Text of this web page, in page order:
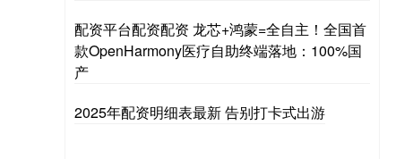
配资平台配资配资 龙芯+鸿蒙=全自主！全国首
款OpenHarmony医疗自助终端落地：100%国
产
2025年配资明细表最新 告别打卡式出游